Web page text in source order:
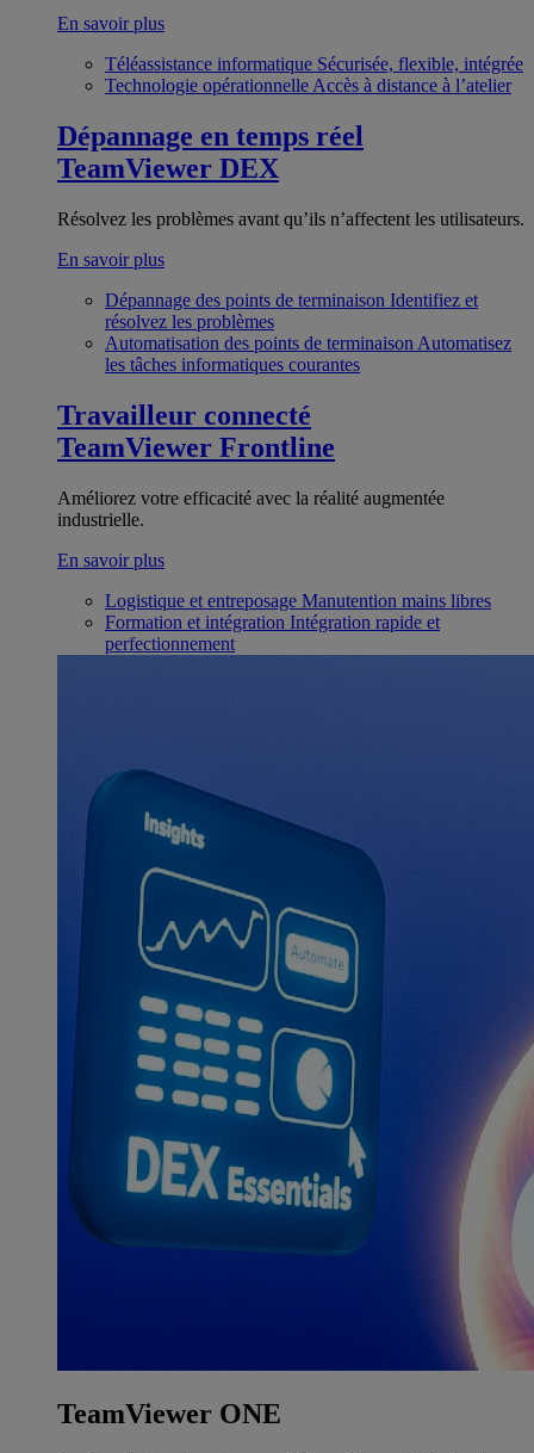
En savoir plus
Téléassistance informatique Sécurisée, flexible, intégrée
Technologie opérationnelle Accès à distance à l’atelier
Dépannage en temps réel
TeamViewer DEX
Résolvez les problèmes avant qu’ils n’affectent les utilisateurs.
En savoir plus
Dépannage des points de terminaison Identifiez et
résolvez les problèmes
Automatisation des points de terminaison Automatisez
les tâches informatiques courantes
Travailleur connecté
TeamViewer Frontline
Améliorez votre efficacité avec la réalité augmentée
industrielle.
En savoir plus
Logistique et entreposage Manutention mains libres
Formation et intégration Intégration rapide et
perfectionnement
TeamViewer ONE